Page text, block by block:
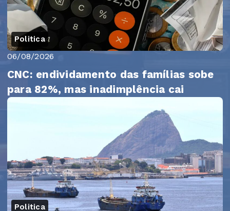
Politica
06/08/2026
CNC: endividamento das famílias sobe
para 82%, mas inadimplência cai
Politica